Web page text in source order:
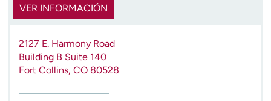
VER INFORMACIÓN
2127 E. Harmony Road
Building B Suite 140
Fort Collins, CO 80528